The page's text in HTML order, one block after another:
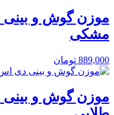
مشکی
889,000 تومان